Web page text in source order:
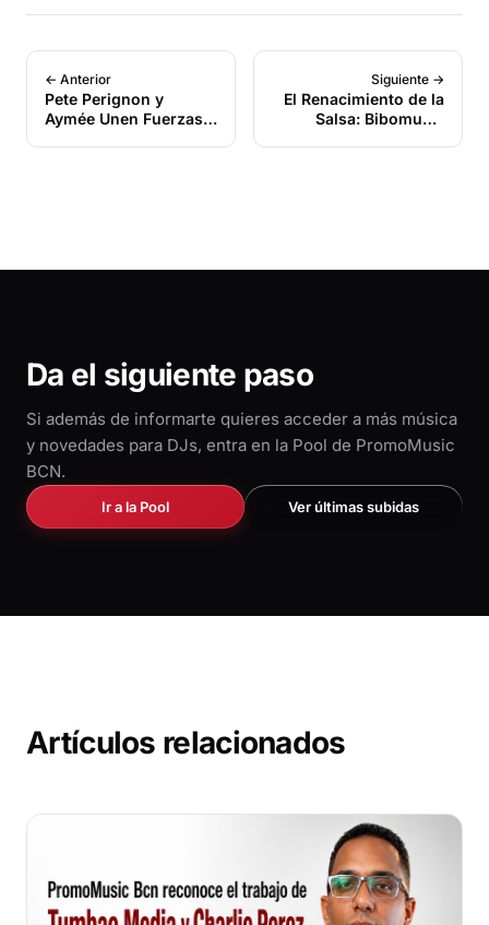
← Anterior
Pete Perignon y
Aymée Unen Fuerzas
Siguiente →
El Renacimiento de la
Salsa: Bibomusic
Da el siguiente paso
Si además de informarte quieres acceder a más música
y novedades para DJs, entra en la Pool de PromoMusic
BCN.
Ir a la Pool Ver últimas subidas
Artículos relacionados